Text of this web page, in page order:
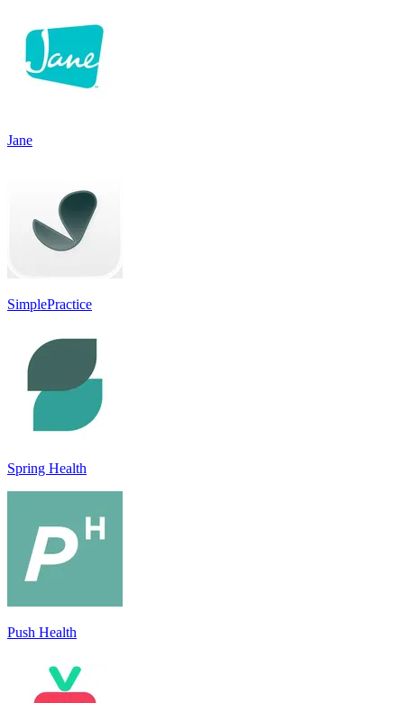
Jane
SimplePractice
Spring Health
Push Health